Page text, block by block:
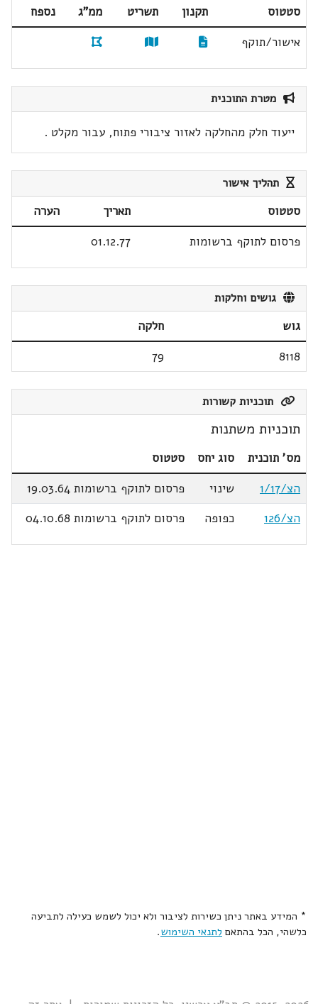
סטטוס תקנון תשריט ממ"ג
נספח
אישור/תוקף
מטרת התוכנית
ייעוד חלק מהחלקה לאזור ציבורי פתוח, עבור מקלט .
תהליך אישור
סטטוס תאריך
הערה
פרסום לתוקף ברשומות
01.12.77
גושים וחלקות
גוש
חלקה
8118
79
תוכניות קשורות
תוכניות משתנות
מס' תוכנית סוג יחס
סטטוס
הצ/1/17
שינוי
פרסום לתוקף ברשומות 19.03.64
הצ/126
כפופה פרסום לתוקף ברשומות 04.10.68
* המידע באתר ניתן כשירות לציבור ולא יכול לשמש כעילה לתביעה
כלשהי, הכל בהתאם לתנאי השימוש.